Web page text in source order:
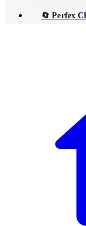
🔄 Perfex